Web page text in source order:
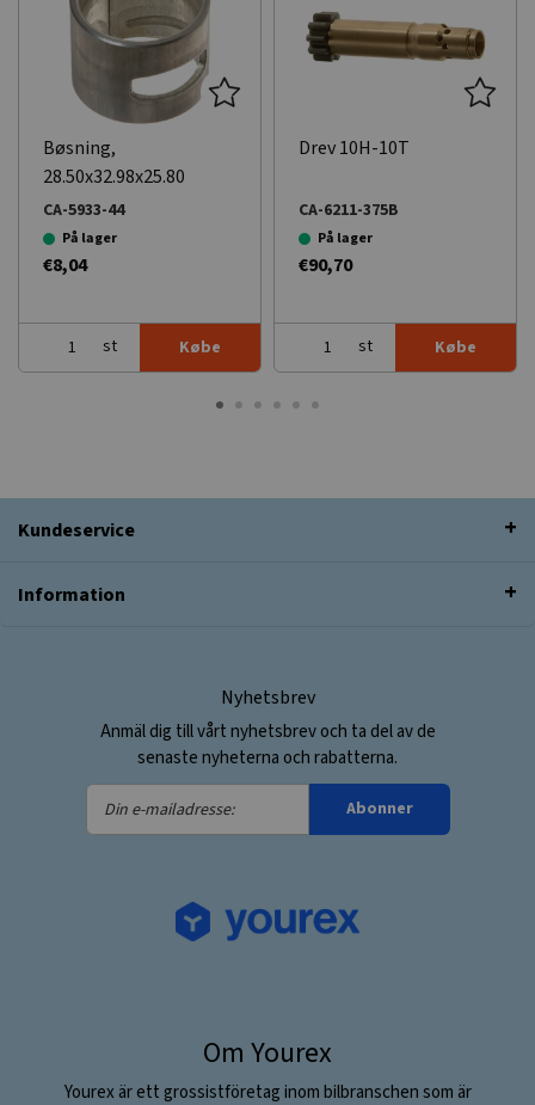
Bøsning,
28.50x32.98x25.80
CA-5933-44
På lager
€8,04
st Købe
Drev 10H-10T
CA-6211-375B
På lager
€90,70
st Købe
Kundeservice
Information
Nyhetsbrev
Anmäl dig till vårt nyhetsbrev och ta del av de
senaste nyheterna och rabatterna.
Din
e-
Abonner
Om Yourex
Yourex är ett grossistföretag inom bilbranschen som är